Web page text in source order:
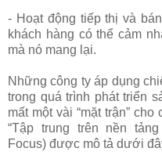
- Hoạt động tiếp thị và
khách hàng có thể cảm
mà nó mang lại.
Những công ty áp dụng
trong quá trình phát triển
mất một vài “mặt trận”
“Tập trung trên nền
Focus) được mô tả dưới